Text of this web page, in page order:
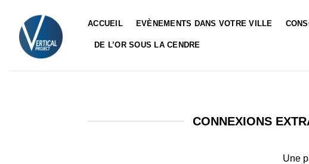
contenu
ACCUEIL EVÈNEMENTS DANS VOTRE VILLE
DE L’OR SOUS LA CENDRE
CONNEXIONS
Une